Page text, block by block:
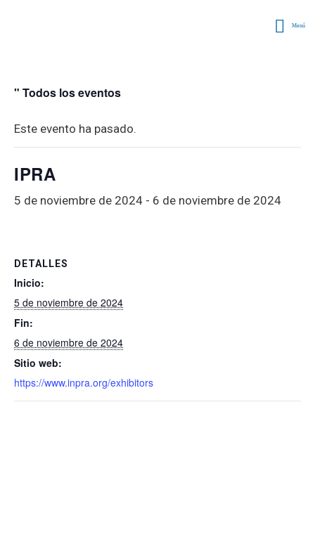
Menú
" Todos los eventos
Este evento ha pasado.
IPRA
5 de noviembre de 2024 - 6 de noviembre de 2024
DETALLES
Inicio:
5 de noviembre de 2024
Fin:
6 de noviembre de 2024
Sitio web:
https://www.inpra.org/exhibitors